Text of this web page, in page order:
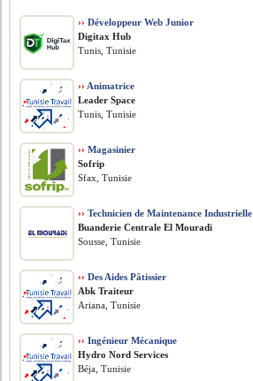
›› Développeur Web Junior
Digitax Hub
Tunis, Tunisie
›› Animatrice
Leader Space
Tunis, Tunisie
›› Magasinier
Sofrip
Sfax, Tunisie
›› Technicien de Maintenance Industrielle
Buanderie Centrale El Mouradi
Sousse, Tunisie
›› Des Aides Pâtissier
Abk Traiteur
Ariana, Tunisie
›› Ingénieur Mécanique
Hydro Nord Services
Béja, Tunisie